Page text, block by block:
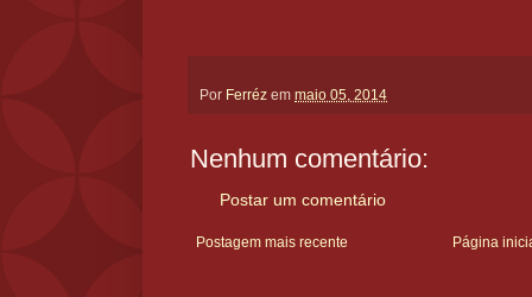
Por Ferréz em maio 05, 2014
Nenhum comentário:
Postar um comentário
Postagem mais recente Página